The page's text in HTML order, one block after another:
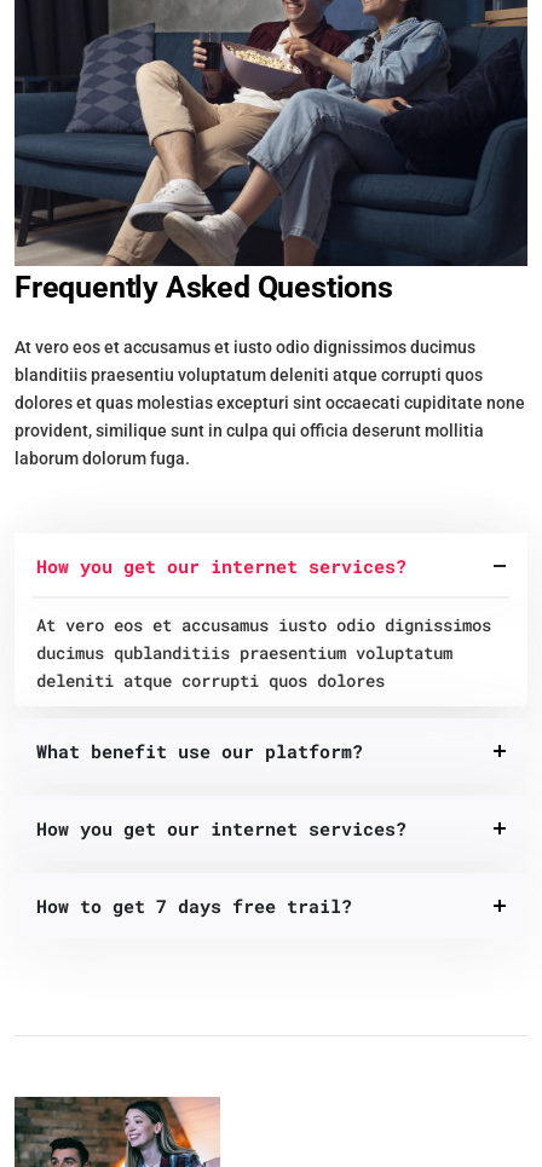
Frequently Asked Questions
At vero eos et accusamus et iusto odio dignissimos ducimus
blanditiis praesentiu voluptatum deleniti atque corrupti quos
dolores et quas molestias excepturi sint occaecati cupiditate none
provident, similique sunt in culpa qui officia deserunt mollitia
laborum dolorum fuga.
How you get our internet services?
At vero eos et accusamus iusto odio dignissimos
ducimus qublanditiis praesentium voluptatum
deleniti atque corrupti quos dolores
What benefit use our platform?
How you get our internet services?
How to get 7 days free trail?